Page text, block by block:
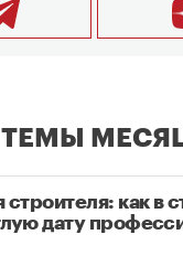
ТЕМЫ
как в
дату